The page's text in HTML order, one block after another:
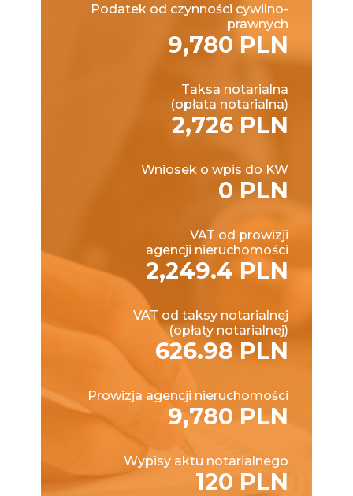
Podatek od czynności cywilno-
prawnych
9,780 PLN
Taksa notarialna
(opłata notarialna)
2,726 PLN
Wniosek o wpis do KW
0 PLN
VAT od prowizji
agencji nieruchomości
2,249.4 PLN
VAT od taksy notarialnej
(opłaty notarialnej)
626.98 PLN
Prowizja agencji nieruchomości
9,780 PLN
Wypisy aktu notarialnego
120 PLN